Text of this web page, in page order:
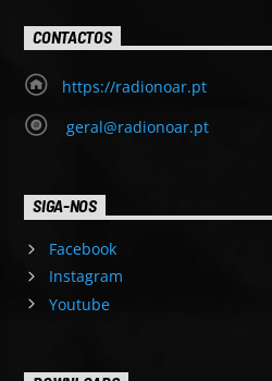
CONTACTOS
https://radionoar.pt
geral@radionoar.pt
SIGA-NOS
Facebook
Instagram
Youtube